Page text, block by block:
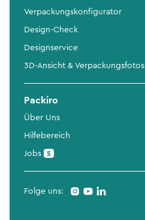
Verpackungskonfigurator
Design-Check
Designservice
3D-Ansicht & Verpackungsfotos
Packiro
Über Uns
Hilfebereich
Jobs 5
Folge uns: